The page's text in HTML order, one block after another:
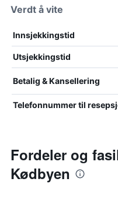
Verdt å vite
Innsjekkingstid
Utsjekkingstid
Betalig & Kansellering
Telefonnummer til
Fordeler og
Kødbyen